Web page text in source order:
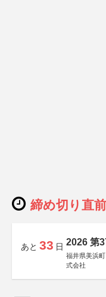
締め切り直
あと 33 日 2026 第
福井県美浜
式会社